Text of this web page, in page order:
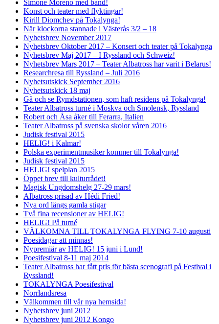
Simone Moreno med band!
Konst och teater med flyktingar!
Kirill Diomchev på Tokalynga!
När klockorna stannade i Västerås 3/2 – 18
Nyhetsbrev November 2017
Nyhetsbrev Oktober 2017 – Konsert och teater på Tokalynga
Nyhetsbrev Maj 2017 – I Ryssland och Schweiz!
Nyhetsbrev Mars 2017 – Teater Albatross har varit i Belarus!
Researchresa till Ryssland – Juli 2016
Nyhetsutskick September 2016
Nyhetsutskick 18 maj
Gå och se Rymdstationen, som haft residens på Tokalynga!
Teater Albatross turné i Moskva och Smolensk, Ryssland
Robert och Åsa åker till Ferarra, Italien
Teater Albatross på svenska skolor våren 2016
Judisk festival 2015
HELIG! i Kalmar!
Polska experimentmusiker kommer till Tokalynga!
Judisk festival 2015
HELIG! spelplan 2015
Öppet brev till kulturrådet!
Magisk Ungdomshelg 27-29 mars!
Albatross prisad av Hédi Fried!
Nya ord längs gamla stigar
Två fina recensioner av HELIG!
HELIG! På turné
VÄLKOMNA TILL TOKALYNGA FLYING 7-10 augusti
Poesidagar att minnas!
Nypremiär av HELIG! 15 juni i Lund!
Poesifestival 8-11 maj 2014
Teater Albatross har fått pris för bästa scenografi på Festival i
Ryssland!
TOKALYNGA Poesifestival
Norrlandsresa
Välkommen till vår nya hemsida!
Nyhetsbrev juni 2012
Nyhetsbrev juni 2012 Kongo